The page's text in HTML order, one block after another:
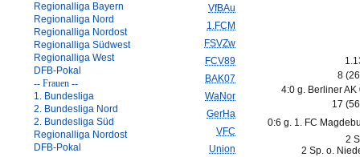
Regionalliga Bayern
Regionalliga Nord
Regionalliga Nordost
Regionalliga Südwest
Regionalliga West
DFB-Pokal
-- Frauen --
1. Bundesliga
2. Bundesliga Nord
2. Bundesliga Süd
Regionalliga Nordost
DFB-Pokal
VfBAu
1.FCM
FSVZw
FCV89
BAK07
WaNor
GerHa
VFC
Union
8
4:0 g. Berliner AK
17
0:6 g. 1. FC
2
2 Sp. o.